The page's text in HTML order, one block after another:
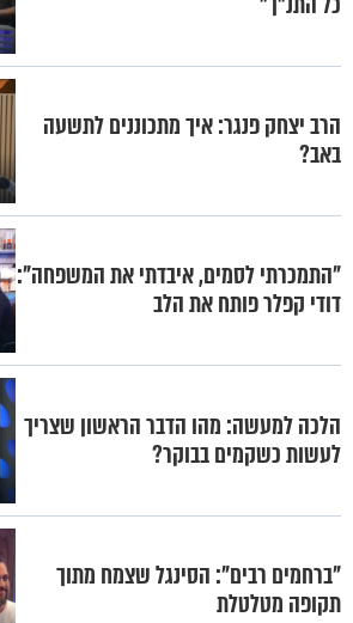
הרב יצחק פנגר: איך מתכוננים לתשעה
באב?
"התמכרתי לסמים, איבדתי את המשפחה":
דודי קפלר פותח את הלב
הלכה למעשה: מהו הדבר הראשון שצריך
לעשות כשקמים בבוקר?
"ברחמים רבים": הסינגל שצמח מתוך
תקופה מטלטלת